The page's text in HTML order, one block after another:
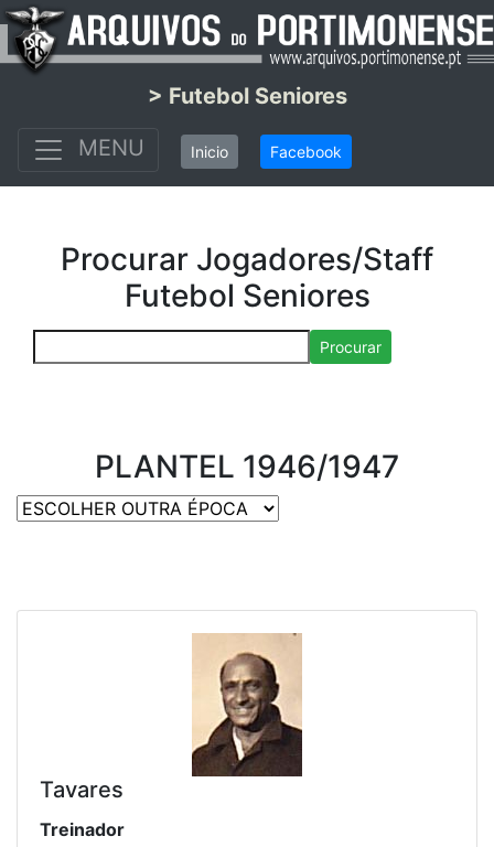
> Futebol Seniores
MENU
Inicio Facebook
Procurar Jogadores/Staff
Futebol Seniores
Procurar
PLANTEL 1946/1947
Tavares
Treinador